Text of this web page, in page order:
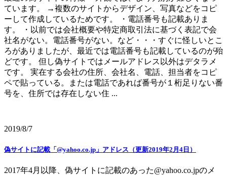
ています。 →複数のサイトからデザイン、写真などをコピ
ーして作成しているためです。 ・電話番号も記載ありま
す。 ・以前では会社概要や特定商取引法に基づく表記で会
社名がない。電話番号がない。など・・・すぐに怪しいとこ
ろがありましたが、最近では電話番号も記載しているのが殆
どです。 但し偽サイトではメールアドレス以外はデタラメ
です。 実在する会社の住所、会社名、電話、担当者をコピ
ペで貼っている。または電話であれば番号が１桁足りない番
号を、住所では存在しない住 ...
2019/8/7
偽サイトに記載「@yahoo.co.jp」アドレス（更新2019年2月4日）
2017年4月以降、偽サイトに記載のあった@yahoo.co.jpのメ